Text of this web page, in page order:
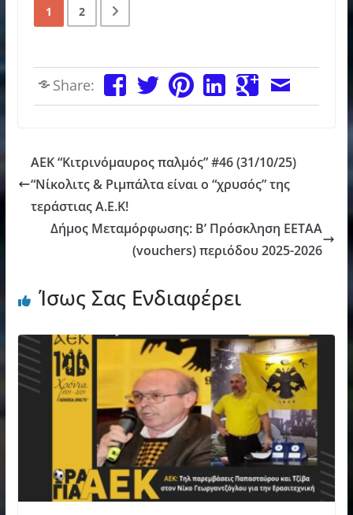
1 2
Share:
AEK “Κιτρινόμαυρος παλμός” #46 (31/10/25)
“Νίκολιτς & Ριμπάλτα είναι ο “χρυσός” της
τεράστιας Α.Ε.Κ!
Δήμος Μεταμόρφωσης: Β’ Πρόσκληση ΕΕΤΑΑ
(vouchers) περιόδου 2025-2026
Ίσως Σας Ενδιαφέρει